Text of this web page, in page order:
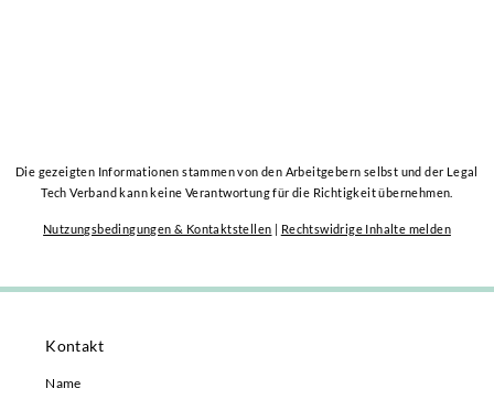
Die gezeigten Informationen stammen von den Arbeitgebern selbst und der Legal
Tech Verband kann keine Verantwortung für die Richtigkeit übernehmen.
Nutzungsbedingungen & Kontaktstellen | Rechtswidrige Inhalte melden
Kontakt
Name